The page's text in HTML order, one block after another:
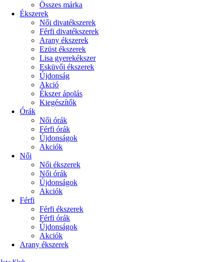
Összes márka
Ékszerek
Női divatékszerek
Férfi divatékszerek
Arany ékszerek
Ezüst ékszerek
Lisa gyerekékszer
Esküvői ékszerek
Újdonság
Akció
Ékszer ápolás
Kiegészítők
Órák
Női órák
Férfi órák
Újdonságok
Akciók
Női
Női ékszerek
Női órák
Újdonságok
Akciók
Férfi
Férfi ékszerek
Férfi órák
Újdonságok
Akciók
Arany ékszerek